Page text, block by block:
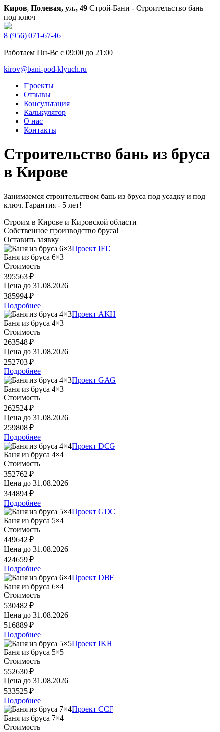
Киров, Полевая, ул., 49 Строй-Бани - Строительство бань
под ключ
8 (956) 071-67-46
Работаем Пн-Вс с 09:00 до 21:00
kirov@bani-pod-klyuch.ru
Проекты
Отзывы
Консультация
Калькулятор
О нас
Контакты
Строительство бань из бруса
в Кирове
Занимаемся строительством бань из бруса под усадку и под
ключ. Гарантия - 5 лет!
Строим в Кирове и Кировской области
Собственное производство бруса!
Оставить заявку
Проект IFD
Баня из бруса 6×3
Стоимость
395563 ₽
Цена до 31.08.2026
385994 ₽
Подробнее
Проект AKH
Баня из бруса 4×3
Стоимость
263548 ₽
Цена до 31.08.2026
252703 ₽
Подробнее
Проект GAG
Баня из бруса 4×3
Стоимость
262524 ₽
Цена до 31.08.2026
259808 ₽
Подробнее
Проект DCG
Баня из бруса 4×4
Стоимость
352762 ₽
Цена до 31.08.2026
344894 ₽
Подробнее
Проект GDC
Баня из бруса 5×4
Стоимость
449642 ₽
Цена до 31.08.2026
424659 ₽
Подробнее
Проект DBF
Баня из бруса 6×4
Стоимость
530482 ₽
Цена до 31.08.2026
516889 ₽
Подробнее
Проект IKH
Баня из бруса 5×5
Стоимость
552630 ₽
Цена до 31.08.2026
533525 ₽
Подробнее
Проект CCF
Баня из бруса 7×4
Стоимость